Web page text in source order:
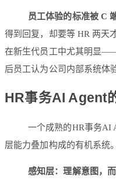
员工体验的标准被 C
得到回复，却要等 HR 两天
在新生代员工中尤其明显
后员工认为公司内部系统体
HR事务AI Agent
一个成熟的HR事务AI
层能力叠加构成的有机系统。
感知层：理解意图，